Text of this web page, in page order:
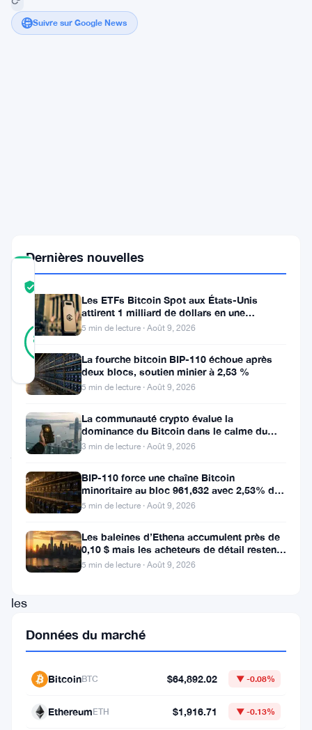
Suivre sur Google News
COMMUNITY
SCORE
89
RÉEL
Vérifié
37
Mis à jour 7 mois il y a
janvier,
Bitcoin
brièvement
grimpé
les
dollars
après
Dernières nouvelles
Les ETFs Bitcoin Spot aux États-Unis
attirent 1 milliard de dollars en une
semaine, la faille de 116 millions
5 min de lecture · Août 9, 2026
La fourche bitcoin BIP-110 échoue après
deux blocs, soutien minier à 2,53 %
5 min de lecture · Août 9, 2026
La communauté crypto évalue la
dominance du Bitcoin dans le calme du
week-end
3 min de lecture · Août 9, 2026
BIP-110 force une chaîne Bitcoin
minoritaire au bloc 961,632 avec 2,53% de
soutien des mineurs
5 min de lecture · Août 9, 2026
Les baleines d’Ethena accumulent près de
0,10 $ mais les acheteurs de détail restent
à l’écart
5 min de lecture · Août 9, 2026
Données du marché
BitcoinBTC $64,892.02 ▼ -0.08%
EthereumETH $1,916.71 ▼ -0.13%